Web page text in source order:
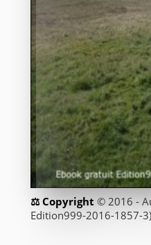
© 2016 -
Edition999-2016-1857-3)